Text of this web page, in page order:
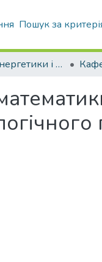
Пошук за
Факультет Енергетики і комп'ютерних технологій